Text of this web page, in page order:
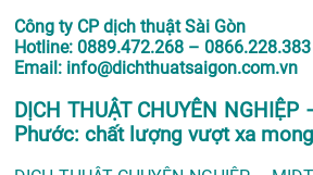
Công ty CP dịch thuật Sài Gòn
Hotline: 0889.472.268 – 0866.228.383
Email: info@dichthuatsaigon.com.vn
DỊCH THUẬT CHUYÊN NGHIỆP
Phước: chất lượng vượt xa